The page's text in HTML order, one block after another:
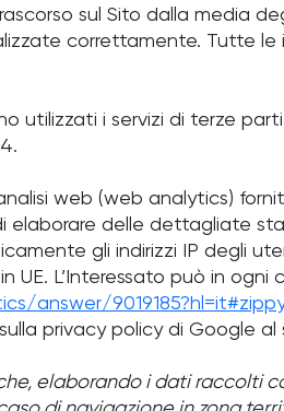
sul Sito dalla media
correttamente. Tutte
utilizzati i servizi di terze
web (web analytics)
elaborare delle dettagliate
gli indirizzi IP degli
UE. L’Interessato può in
answer/
privacy policy di Google al
elaborando i dati raccolti